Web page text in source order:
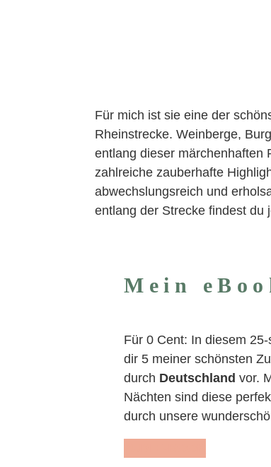
Für mich ist sie eine der
Rheinstrecke. Weinberge,
entlang dieser märchenhaften
zahlreiche zauberhafte
abwechslungsreich und
entlang der Strecke findest du
Mein
Für 0 Cent: In diesem
dir 5 meiner schönsten
durch Deutschland vor.
Nächten sind diese
durch unsere